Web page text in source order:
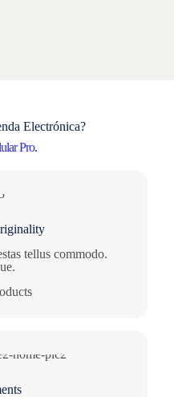
Electrónica?
Pro.
tellus commodo.